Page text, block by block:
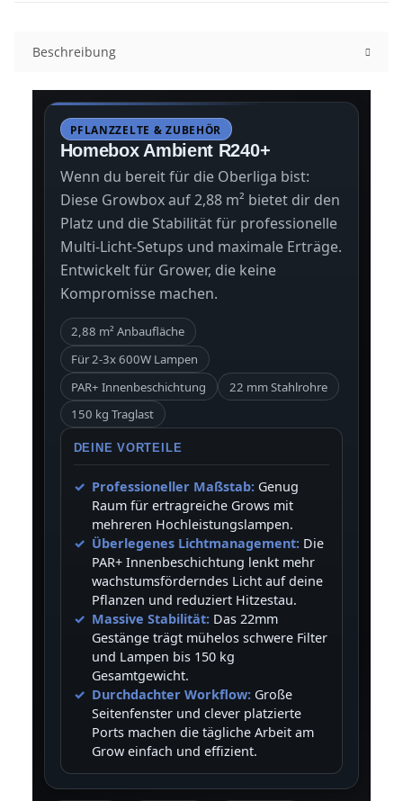
Beschreibung
PFLANZZELTE & ZUBEHÖR
Homebox Ambient R240+
Wenn du bereit für die Oberliga bist:
Diese Growbox auf 2,88 m² bietet dir den
Platz und die Stabilität für professionelle
Multi-Licht-Setups und maximale Erträge.
Entwickelt für Grower, die keine
Kompromisse machen.
2,88 m² Anbaufläche
Für 2-3x 600W Lampen
PAR+ Innenbeschichtung
22 mm Stahlrohre
150 kg Traglast
DEINE VORTEILE
Professioneller Maßstab:Genug
Raum für ertragreiche Grows mit
mehreren Hochleistungslampen.
Überlegenes Lichtmanagement:Die
PAR+ Innenbeschichtung lenkt mehr
wachstumsförderndes Licht auf deine
Pflanzen und reduziert Hitzestau.
Massive Stabilität:Das 22mm
Gestänge trägt mühelos schwere Filter
und Lampen bis 150 kg
Gesamtgewicht.
Durchdachter Workflow:Große
Seitenfenster und clever platzierte
Ports machen die tägliche Arbeit am
Grow einfach und effizient.